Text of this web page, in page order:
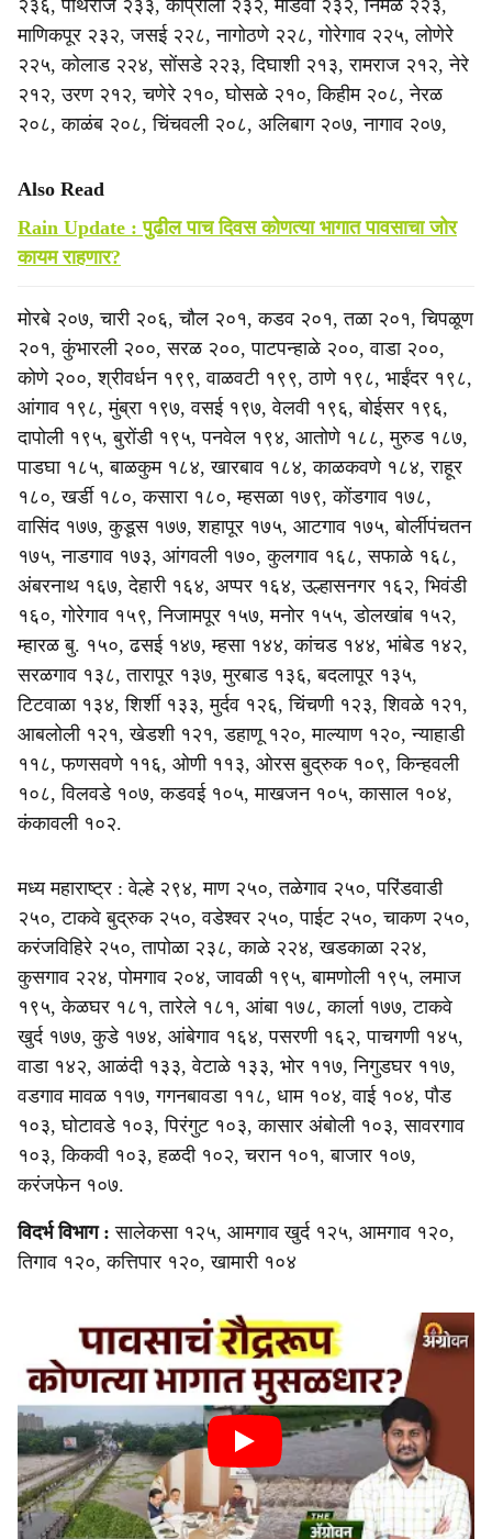
२३६, पाथराज २३३, कोप्रोली २३२, मांडवी २३२, निर्मळ २२३,
माणिकपूर २३२, जसई २२८, नागोठणे २२८, गोरेगाव २२५, लोणेरे
२२५, कोलाड २२४, सोंसडे २२३, दिघाशी २१३, रामराज २१२, नेरे
२१२, उरण २१२, चणेरे २१०, घोसळे २१०, किहीम २०८, नेरळ
२०८, काळंब २०८, चिंचवली २०८, अलिबाग २०७, नागाव २०७,
Also Read
Rain Update : पुढील पाच दिवस कोणत्या भागात पावसाचा जोर
कायम राहणार?
मोरबे २०७, चारी २०६, चौल २०१, कडव २०१, तळा २०१, चिपळूण
२०१, कुंभारली २००, सरळ २००, पाटपन्हाळे २००, वाडा २००,
कोणे २००, श्रीवर्धन १९९, वाळवटी १९९, ठाणे १९८, भाईंदर १९८,
आंगाव १९८, मुंब्रा १९७, वसई १९७, वेलवी १९६, बोईसर १९६,
दापोली १९५, बुरोंडी १९५, पनवेल १९४, आतोणे १८८, मुरुड १८७,
पाडघा १८५, बाळकुम १८४, खारबाव १८४, काळकवणे १८४, राहूर
१८०, खर्डी १८०, कसारा १८०, म्हसळा १७९, कोंडगाव १७८,
वासिंद १७७, कुडूस १७७, शहापूर १७५, आटगाव १७५, बोर्लीपंचतन
१७५, नाडगाव १७३, आंगवली १७०, कुलगाव १६८, सफाळे १६८,
अंबरनाथ १६७, देहारी १६४, अप्पर १६४, उल्हासनगर १६२, भिवंडी
१६०, गोरेगाव १५९, निजामपूर १५७, मनोर १५५, डोलखांब १५२,
म्हारळ बु. १५०, ढसई १४७, म्हसा १४४, कांचड १४४, भांबेड १४२,
सरळगाव १३८, तारापूर १३७, मुरबाड १३६, बदलापूर १३५,
टिटवाळा १३४, शिर्शी १३३, मुर्दव १२६, चिंचणी १२३, शिवळे १२१,
आबलोली १२१, खेडशी १२१, डहाणू १२०, माल्याण १२०, न्याहाडी
११८, फणसवणे ११६, ओणी ११३, ओरस बुद्रुक १०९, किन्हवली
१०८, विलवडे १०७, कडवई १०५, माखजन १०५, कासाल १०४,
कंकावली १०२.
मध्य महाराष्ट्र : वेल्हे २९४, माण २५०, तळेगाव २५०, परिंडवाडी
२५०, टाकवे बुद्रुक २५०, वडेश्वर २५०, पाईट २५०, चाकण २५०,
करंजविहिरे २५०, तापोळा २३८, काळे २२४, खडकाळा २२४,
कुसगाव २२४, पोमगाव २०४, जावळी १९५, बामणोली १९५, लमाज
१९५, केळघर १८१, तारेले १८१, आंबा १७८, कार्ला १७७, टाकवे
खुर्द १७७, कुडे १७४, आंबेगाव १६४, पसरणी १६२, पाचगणी १४५,
वाडा १४२, आळंदी १३३, वेटाळे १३३, भोर ११७, निगुडघर ११७,
वडगाव मावळ ११७, गगनबावडा ११८, धाम १०४, वाई १०४, पौड
१०३, घोटावडे १०३, पिरंगुट १०३, कासार अंबोली १०३, सावरगाव
१०३, किकवी १०३, हळदी १०२, चरान १०१, बाजार १०७,
करंजफेन १०७.
विदर्भ विभाग : सालेकसा १२५, आमगाव खुर्द १२५, आमगाव १२०,
तिगाव १२०, कत्तिपार १२०, खामारी १०४